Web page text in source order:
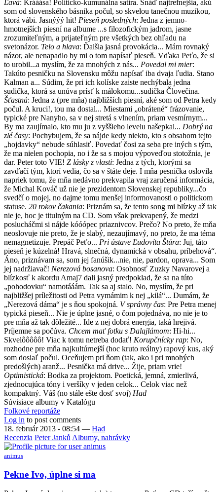
Ľavá: Krááása! Politicko-kumunálna satira. Snáď najtrefnejšia, akú
som od slovenského básnika počul, so skvelou tanečnou muzikou,
ktorá vábi. Jasnýýý hit! Pieseň posledných: Jedna z jemno-
hmotnejších piesní na albume ...s filozofickým jadrom, jasne
zrozumiteľným, a prijateľným pre všetkých bez ohľadu na
svetonázor. Telo a hlava: Ďalšia jasná provokácia... Mám rovnaký
názor, ale nenapadlo by mi o tom napísať pieseň. Vďaka Peťo, že si
to urobil...a myslím, že za mnohých z nás... Povedal mi mier:
Takúto pesničku na Slovensku môžu napísať iba dvaja ľudia. Stano
Kalman a... Súdim, že pri ich kolíske zaiste nechýbala jedna
sudička, ktorá sa unúva prísť k málokomu...sudička Človečina.
Šťastná: Jedna z (pre mňa) najbližších piesní, aké som od Petra kedy
počul. A kruci!, tou ma dostal... Miestami „obrátené“ frázovanie,
typické pre Nanyho, sa v nej stretá s vlnením, priam vesmírnym...
By ma zaujímalo, kto mu ju z vyššieho levelu našepkal... Dobrý na
zlé časy: Pochybujem, že sa nájde kedy niekto, kto s obsahom tejto
„hojdavky“ nebude súhlasiť. Povedať čosi za seba pre iných s tým,
že ma nielen pochopia, no i že sa s mojou výpoveďou stotožnia, je
dar. Peter toto VIE! Z lásky z vlasti: Jedna z tých, ktorými sa
zavďačí tým, ktorí vedia, čo sa v štáte deje. I mňa pesnička oslovila
napriek tomu, že mňa nedávno prekvapila vraj zaručená informácia,
že Michal Kováč už nie je prezidentom Slovenskej republiky...čo
svedčí o mojej, no dajme tomu menšej informovanosti o politickom
statuse. 20 rokov čakania: Priznám sa, že tento song mi blízky až tak
nie je, hoc je titulným na CD. Som však prekvapený, že medzi
poslucháčmi si nájde kóóópec priaznivcov. Prečo? No preto, že mňa
neoslovuje nie preto, že je slabý, nezaujímavý, no preto, že ma téma
nemagnetizuje. Prepáč Peťo... Pri ústave Ľudovíta Štúra: Juj, táto
pieseň je kúzelná! Hravá, slnečná, dynamická v obsahu, príbehová“.
Áno, priznávam sa, som jej fanúšik...nie, nie, pardon, oprava... Som
jej nadržiavač! Nerezová bosanova: Osobnosť Zuzky Navarovej a
blízkosť k akordu Amaj7 dali jasný predpoklad, že sa na túto
„pohodovku“ namotááám. Tak sa aj stalo. No, myslím, že pri
najbližšej príležitosti od Petra vymámim k nej „kilá“... Dumám, že
„Nerezová dáma“ je s ňou spokojná. V správny čas: Pre Petra menej
typická pieseň... Nie je úplne jasné, o čom pojednáva, no nie je to
pre mňa až tak dôležité... Ide z nej dobrá energia, taká hrejivá.
Príjemne sa počúva. Chcem mať fotku s Dalajlámom: Hi-hi...
Skvelôôôôô! Viac k tomu netreba dodať! Korupčnícky rap: No,
rozhodne pre mňa najkultúrnejší (hoc kruto reálny) rapový kus, aký
som dosiaľ počul. Oceňujem pri ňom (tak, ako i pri mnohých
predošlých) aranž... Pesnička má drive... Žije, priam vrie!
Optimistická: Bodka za projektom. Poetická, jemná, zmierlivá,
zjednocujúca tóny i veršíky v jeden celok... Celok viac než
kompaktný. Váš (no stále ešte dosť svoj) Had
Súvisiace albumy v Katalógu
Folkové reportáže
Log in to post comments
18. február 2013 - 08:54 — Had
Recenzia Peter Janků Albumy, nahrávky
animus
Pekne Ivo, úplne si ma